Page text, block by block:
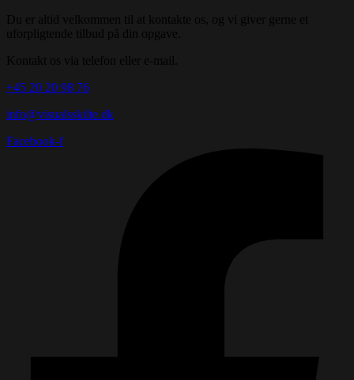
Du er altid velkommen til at kontakte os, og vi giver gerne et
uforpligtende tilbud på din opgave.
Kontakt os via telefon eller e-mail.
+45 20 20 98 76
info@visualsskilte.dk
Facebook-f